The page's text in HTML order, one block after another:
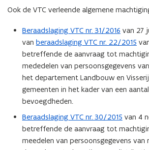
e
t
a
n
t
i
Ook de VTC verleende algemene
Beraadslaging VTC nr. 31/2016 van 27
van beraadslaging VTC nr. 22/2015
betreffende de aanvraag tot
mededelen van persoonsgegevens
het departement Landbouw en
gemeenten in het kader van een
bevoegdheden.
Beraadslaging VTC nr. 30/2015 van 4
betreffende de aanvraag tot
meedelen van persoonsgegevens van